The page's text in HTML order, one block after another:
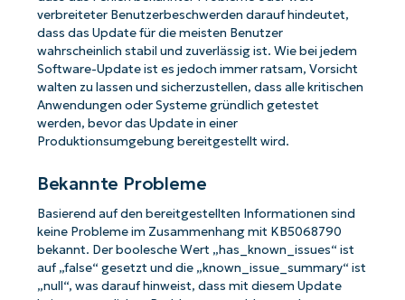
verbreiteter Benutzerbeschwerden darauf hindeutet,
dass das Update für die meisten Benutzer
wahrscheinlich stabil und zuverlässig ist. Wie bei jedem
Software-Update ist es jedoch immer ratsam, Vorsicht
walten zu lassen und sicherzustellen, dass alle kritischen
Anwendungen oder Systeme gründlich getestet
werden, bevor das Update in einer
Produktionsumgebung bereitgestellt wird.
Bekannte Probleme
Basierend auf den bereitgestellten Informationen sind
keine Probleme im Zusammenhang mit KB5068790
bekannt. Der boolesche Wert „has_known_issues“ ist
auf „false“ gesetzt und die „known_issue_summary“ ist
„null“, was darauf hinweist, dass mit diesem Update